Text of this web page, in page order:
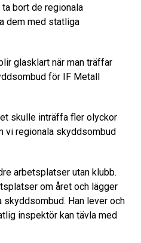
bort de regionala
dem med statliga
glasklart när man träffar
för IF Metall
skulle inträffa fler olyckor
vi regionala skyddsombud
arbetsplatser utan klubb.
om året och lägger
Han lever och
inspektör kan tävla med